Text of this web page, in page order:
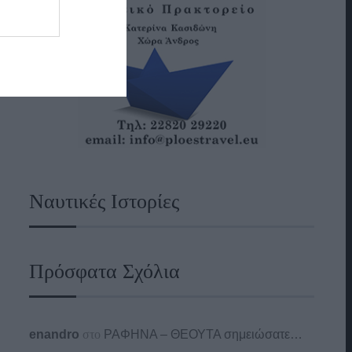
Ναυτικές Ιστορίες
Πρόσφατα Σχόλια
enandro στο ΡΑΦΗΝΑ – ΘΕΟΥΤΑ σημειώσατε…